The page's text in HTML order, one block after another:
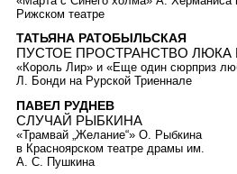
Рижском театре
ТАТЬЯНА РАТОБЫЛЬСКАЯ
ПУСТОЕ ПРОСТРАНСТВО ЛЮКА
«Король Лир» и «Еще один сюрприз
Л. Бонди на Рурской Триеннале
ПАВЕЛ РУДНЕВ
СЛУЧАЙ РЫБКИНА
«Трамвай „Желание“» О. Рыбкина
в Красноярском театре драмы им.
А. С. Пушкина